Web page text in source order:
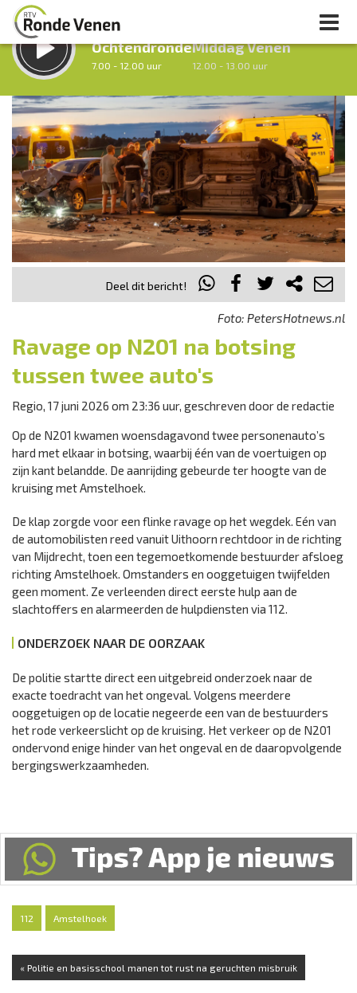
LUISTER LIVE:
Ochtendronde
7.00 - 12.00 uur
Middag Venen
12.00 - 13.00 uur
Vorig uur uur 1 van 0 Volgend uur
Inklappen
Deel dit bericht!
Foto: PetersHotnews.nl
Ravage op N201 na botsing
tussen twee auto's
Regio, 17 juni 2026 om 23:36 uur, geschreven door de redactie
Op de N201 kwamen woensdagavond twee personenauto’s
hard met elkaar in botsing, waarbij één van de voertuigen op
zijn kant belandde. De aanrijding gebeurde ter hoogte van de
kruising met Amstelhoek.
De klap zorgde voor een flinke ravage op het wegdek. Eén van
de automobilisten reed vanuit Uithoorn rechtdoor in de richting
van Mijdrecht, toen een tegemoetkomende bestuurder afsloeg
richting Amstelhoek. Omstanders en ooggetuigen twijfelden
geen moment. Ze verleenden direct eerste hulp aan de
slachtoffers en alarmeerden de hulpdiensten via 112.
ONDERZOEK NAAR DE OORZAAK
De politie startte direct een uitgebreid onderzoek naar de
exacte toedracht van het ongeval. Volgens meerdere
ooggetuigen op de locatie negeerde een van de bestuurders
het rode verkeerslicht op de kruising. Het verkeer op de N201
ondervond enige hinder van het ongeval en de daaropvolgende
bergingswerkzaamheden.
112 Amstelhoek
« Politie en basisschool manen tot rust na geruchten misbruik